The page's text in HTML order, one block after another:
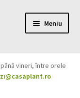
Meniu
vineri, între orele